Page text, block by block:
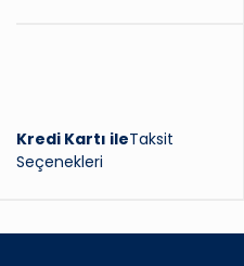
Kredi Kartı ileTaksit
Seçenekleri